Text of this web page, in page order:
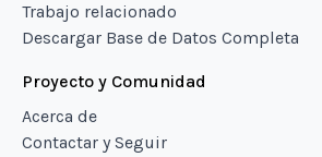
Trabajo relacionado
Descargar Base de Datos Completa
Proyecto y Comunidad
Acerca de
Contactar y Seguir